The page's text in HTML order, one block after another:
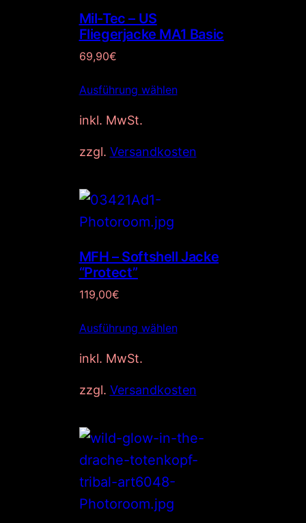
Mil-Tec – US
Fliegerjacke MA1 Basic
69,90€
Ausführung wählen
inkl. MwSt.
zzgl. Versandkosten
MFH – Softshell Jacke
“Protect”
119,00€
Ausführung wählen
inkl. MwSt.
zzgl. Versandkosten